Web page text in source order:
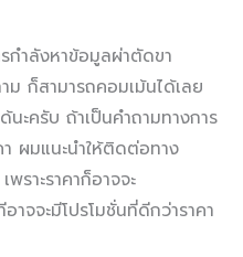
กำลังหาข้อมูลผ่าตัดขา
ม ก็สามารถคอมเม้นได้เลย
ะครับ ถ้าเป็นคำถามทางการ
ผมแนะนำให้ติดต่อทาง
ราะราคาก็อาจจะ
จจะมีโปรโมชั่นที่ดีกว่าราคา